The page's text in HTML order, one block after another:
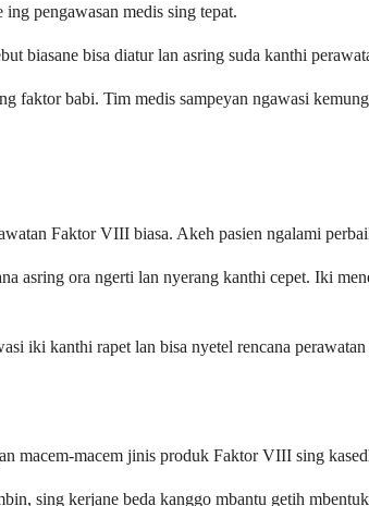
pengawasan medis sing tepat.
biasane bisa diatur lan asring suda kanthi
babi. Tim medis sampeyan ngawasi
Faktor VIII biasa. Akeh pasien ngalami
asring ora ngerti lan nyerang kanthi cepet. Iki
iki kanthi rapet lan bisa nyetel rencana
macem-macem jinis produk Faktor VIII sing
sing kerjane beda kanggo mbantu getih